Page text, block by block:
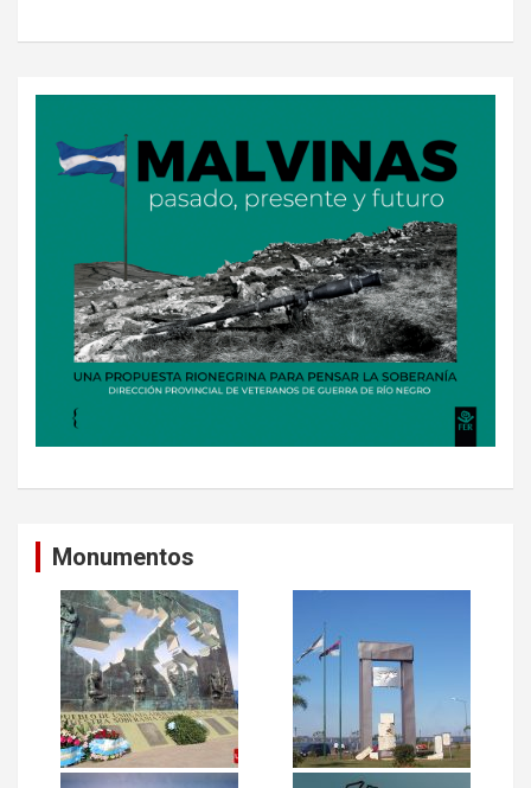
Monumentos